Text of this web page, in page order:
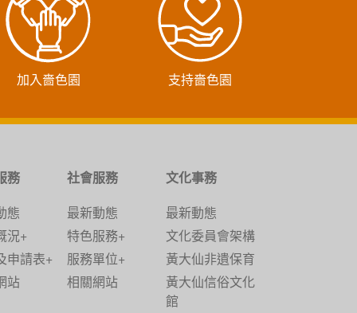
加入嗇色園 支持嗇色園
務
態
況+
申請表+
站
社會服務
最新動態
特色服務+
服務單位+
相關網站
文化事務
最新動態
文化委員會架構
黃大仙非遺保育
黃大仙信俗文化
館